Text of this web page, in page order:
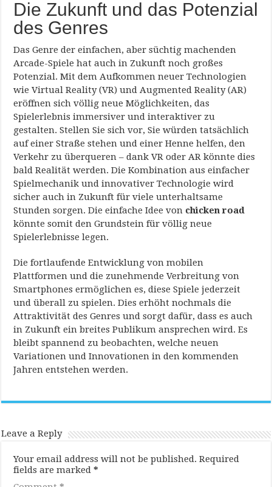
Die Zukunft und das Potenzial
des Genres
Das Genre der einfachen, aber süchtig machenden
Arcade-Spiele hat auch in Zukunft noch großes
Potenzial. Mit dem Aufkommen neuer Technologien
wie Virtual Reality (VR) und Augmented Reality (AR)
eröffnen sich völlig neue Möglichkeiten, das
Spielerlebnis immersiver und interaktiver zu
gestalten. Stellen Sie sich vor, Sie würden tatsächlich
auf einer Straße stehen und einer Henne helfen, den
Verkehr zu überqueren – dank VR oder AR könnte dies
bald Realität werden. Die Kombination aus einfacher
Spielmechanik und innovativer Technologie wird
sicher auch in Zukunft für viele unterhaltsame
Stunden sorgen. Die einfache Idee von chicken road
könnte somit den Grundstein für völlig neue
Spielerlebnisse legen.
Die fortlaufende Entwicklung von mobilen
Plattformen und die zunehmende Verbreitung von
Smartphones ermöglichen es, diese Spiele jederzeit
und überall zu spielen. Dies erhöht nochmals die
Attraktivität des Genres und sorgt dafür, dass es auch
in Zukunft ein breites Publikum ansprechen wird. Es
bleibt spannend zu beobachten, welche neuen
Variationen und Innovationen in den kommenden
Jahren entstehen werden.
Leave a Reply
Your email address will not be published. Required
fields are marked*